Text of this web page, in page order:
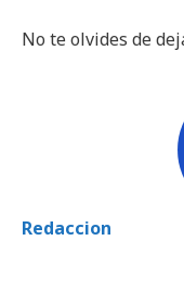
No te olvides de
Redaccion